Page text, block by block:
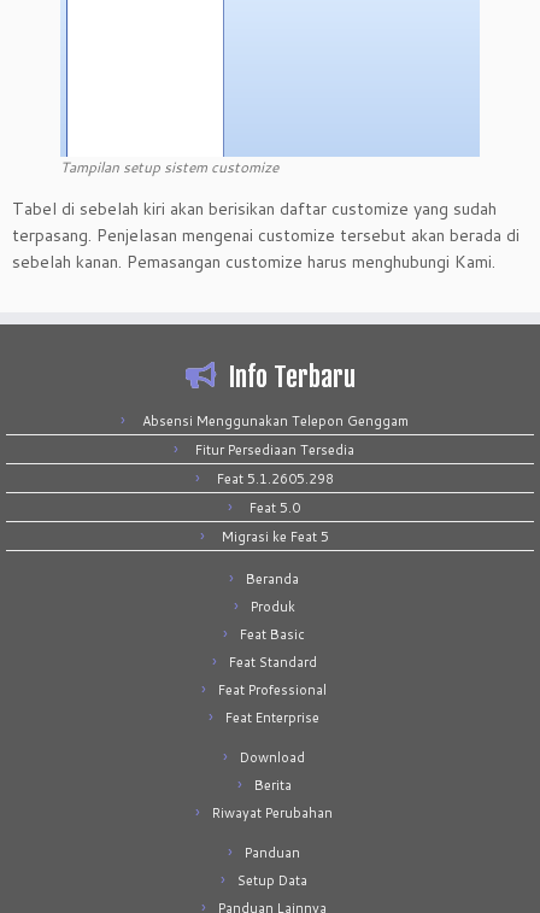
Tampilan setup sistem customize
Tabel di sebelah kiri akan berisikan daftar customize yang sudah
terpasang. Penjelasan mengenai customize tersebut akan berada di
sebelah kanan. Pemasangan customize harus menghubungi Kami.
Info Terbaru
Absensi Menggunakan Telepon Genggam
Fitur Persediaan Tersedia
Feat 5.1.2605.298
Feat 5.0
Migrasi ke Feat 5
Beranda
Produk
Feat Basic
Feat Standard
Feat Professional
Feat Enterprise
Download
Berita
Riwayat Perubahan
Panduan
Setup Data
Panduan Lainnya